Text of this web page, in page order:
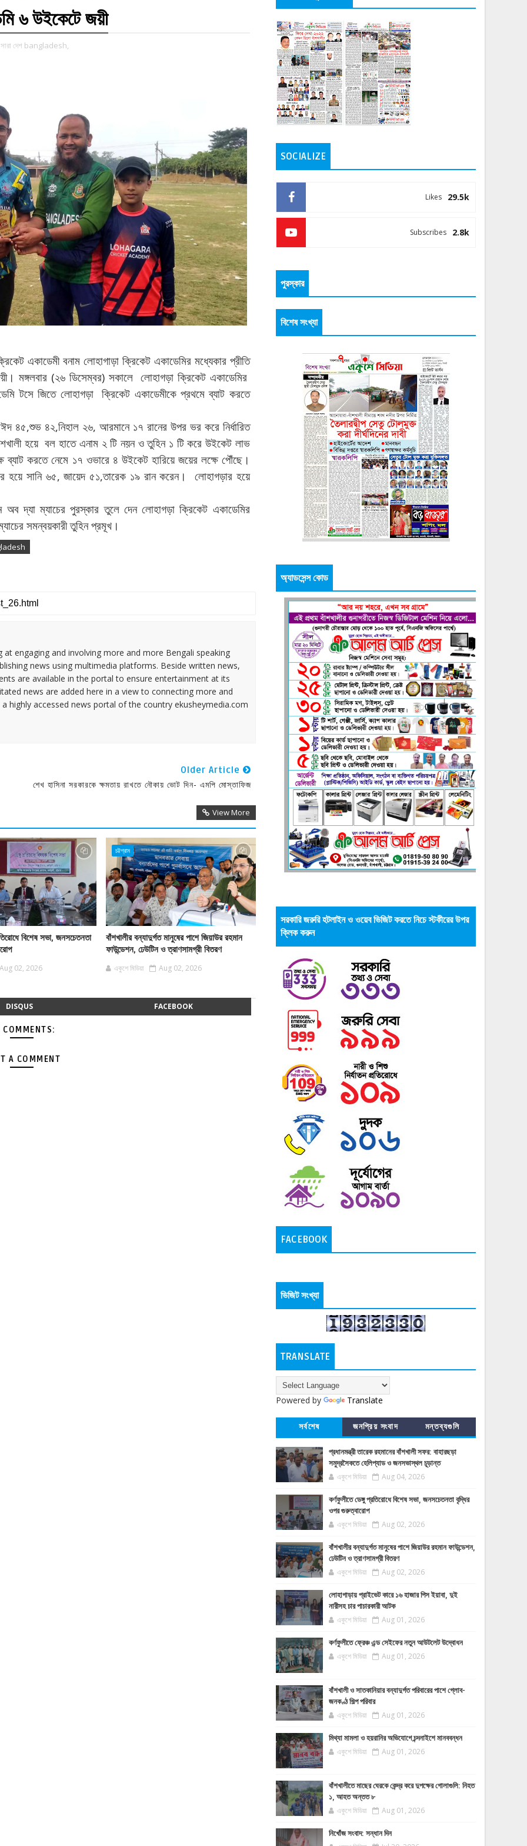
৬ উইকেটে জয়ী
সারা দেশ bangladesh,
একাডেমী বনাম লোহাগাড়া ক্রিকেট একাডেমির মধ্যেকার প্রীতি
।মঙ্গলবার (২৬ ডিসেম্বর) সকালে লোহাগড়া ক্রিকেট একাডেমির
টসে জিতে লোহাগড়া ক্রিকেট একাডেমীকে প্রথমে ব্যাট করতে
৪৫,শুভ ৪২,নিহাল ২৬,আরমানে ১৭ রানের উপর ভর করে নির্ধারিত
হয়ে বল হাতে এনাম ২ টি নয়ন ও তুহিন ১ টি করে উইকেট লাভ
ব্যাট করতে নেমে ১৭ ওভারে ৪ উইকেট হারিয়ে জয়ের লক্ষে পৌঁছে।
হয়ে সানি ৬৫,জায়েদ ৫১,তারেক ১৯ রান করেন। লোহাগড়ার হয়ে
অব দ্যা ম্যাচের পুরস্কার তুলে দেন লোহাগড়া ক্রিকেট একাডেমির
সমন্বয়কারী তুহিন প্রমূখ ।
engaging and involving more and more Bengali speaking
news using multimedia platforms. Beside written news,
are available in the portal to ensure entertainment at its
news are added here in a view to connecting more and
highly accessed news portal of the country ekusheymedia.com
Older Article
শেখ হাসিনা সরকারকে ক্ষমতায় রাখতে নৌকায় ভোট দিন- এমপি মোস্তাফিজ
View More
বিশেষ সভা, জনসচেতনতা
Aug 02, 2026
চট্টগ্রাম
বাঁশখালীর বন্যাদুর্গত মানুষের পাশে জিয়াউর রহমান
ফাউন্ডেশন, ঢেউটিন ও ত্রাণসামগ্রী বিতরণ
একুশে মিডিয়া Aug 02, 2026
DISQUS FACEBOOK
COMMENTS:
A COMMENT
SOCIALIZE
29.5k
Likes
2.8k
Subscribes
পুরস্কার
বিশেষ সংখ্যা
অ্যাডসেন্স কোড
সরকারি জরুরি হটলাইন ও ওয়েব ভিজিট করতে নিচে স্টকীরের উপর
ক্লিক করুন
FACEBOOK
ভিজিট সংখ্যা
TRANSLATE
Powered by Translate
সর্বশেষ জনপ্রিয় সংবাদ মন্তব্যগুলি
প্রধানমন্ত্রী তারেক রহমানের বাঁশখালী সফর: বাহারছড়া
সমুদ্রসৈকতে হেলিপ্যাড ও জনসভাস্থল চূড়ান্ত
একুশে মিডিয়া Aug 04, 2026
কর্ণফুলীতে ডেঙ্গু প্রতিরোধে বিশেষ সভা, জনসচেতনতা বৃদ্ধির
ওপর গুরুত্বারোপ
একুশে মিডিয়া Aug 02, 2026
বাঁশখালীর বন্যাদুর্গত মানুষের পাশে জিয়াউর রহমান ফাউন্ডেশন,
ঢেউটিন ও ত্রাণসামগ্রী বিতরণ
একুশে মিডিয়া Aug 02, 2026
লোহাগাড়ায় প্রাইভেট কারে ১৬ হাজার পিস ইয়াবা, দুই
নারীসহ চার পাচারকারী আটক
একুশে মিডিয়া Aug 01, 2026
কর্ণফুলীতে ফ্রেঞ্চ এন্ড সেইফের নতুন আউটলেট উদ্বোধন
একুশে মিডিয়া Aug 01, 2026
বাঁশখালী ও সাতকানিয়ার বন্যাদুর্গত পরিবারের পাশে গ্লোব-
জনকণ্ঠ শিল্প পরিবার
একুশে মিডিয়া Aug 01, 2026
মিথ্যা মামলা ও হয়রানির অভিযোগে চন্দনাইশে মানববন্ধন
একুশে মিডিয়া Aug 01, 2026
বাঁশখালীতে মাছের ঘেরকে কেন্দ্র করে দুপক্ষের গোলাগুলি: নিহত
১, আহত অন্তত ৮
একুশে মিডিয়া Aug 01, 2026
নিখোঁজ সংবাদ: সন্ধান দিন